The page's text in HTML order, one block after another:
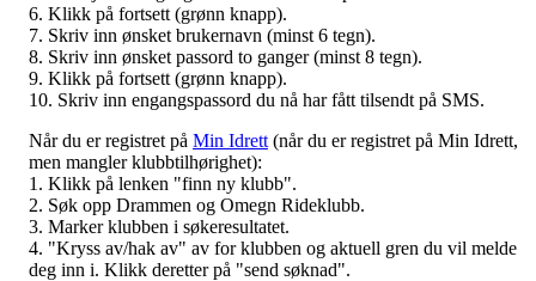
6. Klikk på fortsett (grønn knapp).
7. Skriv inn ønsket brukernavn (minst 6 tegn).
8. Skriv inn ønsket passord to ganger (minst 8 tegn).
9. Klikk på fortsett (grønn knapp).
10. Skriv inn engangspassord du nå har fått tilsendt på SMS.
Når du er registret på Min Idrett (når du er registret på Min Idrett,
men mangler klubbtilhørighet):
1. Klikk på lenken "finn ny klubb".
2. Søk opp Drammen og Omegn Rideklubb.
3. Marker klubben i søkeresultatet.
4. "Kryss av/hak av" av for klubben og aktuell gren du vil melde
deg inn i. Klikk deretter på "send søknad".